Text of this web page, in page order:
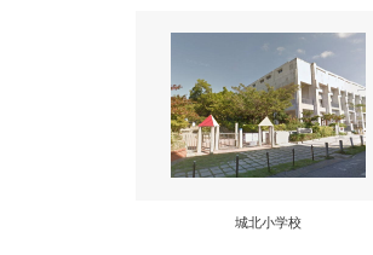
城北小学校